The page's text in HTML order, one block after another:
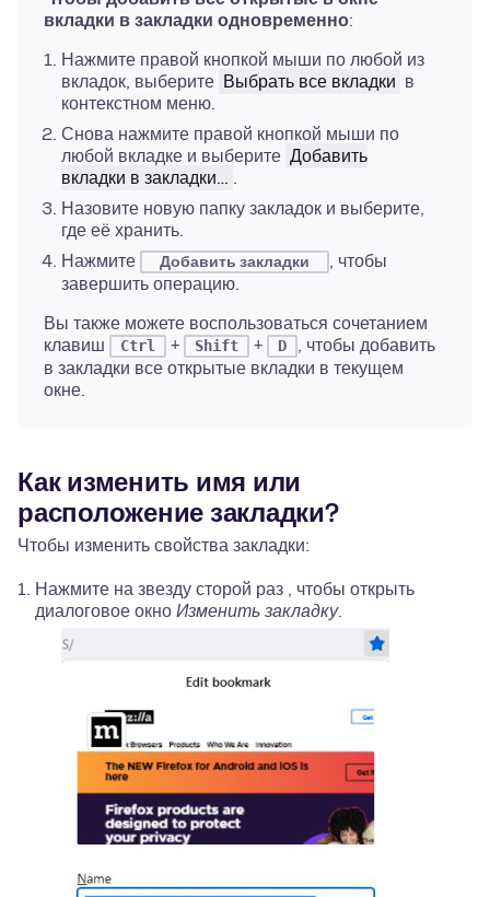
вкладки в закладки одновременно:
Нажмите правой кнопкой мыши по любой из
вкладок, выберите Выбрать все вкладки в
контекстном меню.
Снова нажмите правой кнопкой мыши по
любой вкладке и выберите Добавить
вкладки в закладки… .
Назовите новую папку закладок и выберите,
где её хранить.
Нажмите
Добавить закладки
, чтобы
завершить операцию.
Вы также можете воспользоваться сочетанием
клавиш
Ctrl + Shift + D
, чтобы добавить
в закладки все открытые вкладки в текущем
окне.
Как изменить имя или
расположение закладки?
Чтобы изменить свойства закладки:
Нажмите на звезду сторой раз , чтобы открыть
диалоговое окно Изменить закладку.